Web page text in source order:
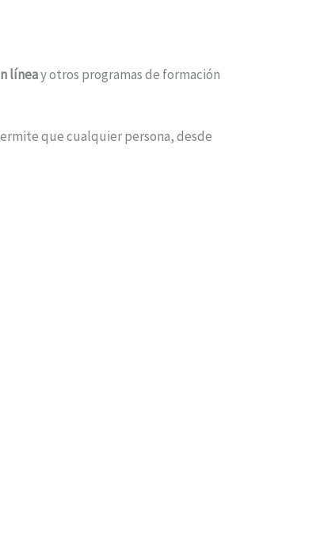
líneay otros programas de formación
que cualquier persona, desde